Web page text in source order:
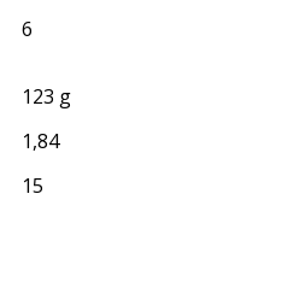
6
123 g
1,84
15